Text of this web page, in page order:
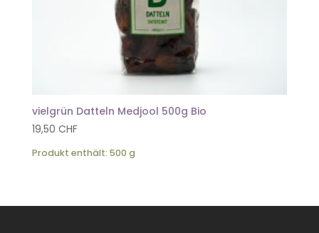
vielgrün Datteln Medjool 500g Bio
19,50 CHF
Produkt enthält: 500 g